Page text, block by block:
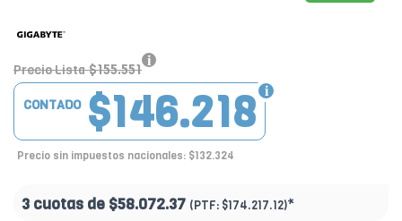
Precio Lista $155.551
$146.218
CONTADO
Precio sin impuestos nacionales: $132.324
3 cuotas de $58.072.37 (PTF: $174.217.12)*